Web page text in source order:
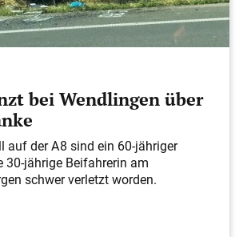
gewinnt den
bei Wendlingen über
auf der A 8 sind ein 60-jähriger
30-jährige Beifahrerin am
schwer verletzt worden.